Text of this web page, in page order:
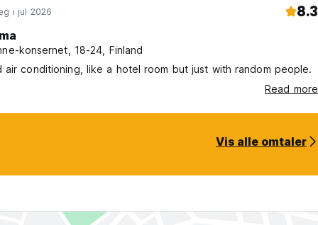
i jul 2026 8.3
konsernet, 18-24, Finland
air conditioning, like a hotel room but just with random people.
Read more
Vis alle omtaler